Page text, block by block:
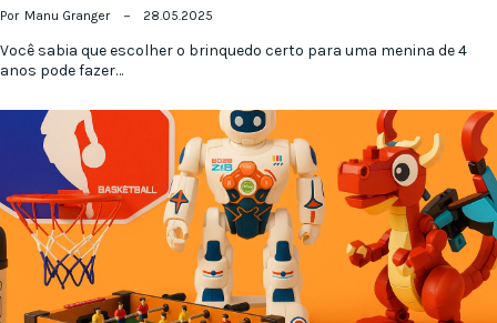
Por Manu Granger 28.05.2025
Você sabia que escolher o brinquedo certo para uma menina de 4
anos pode fazer…